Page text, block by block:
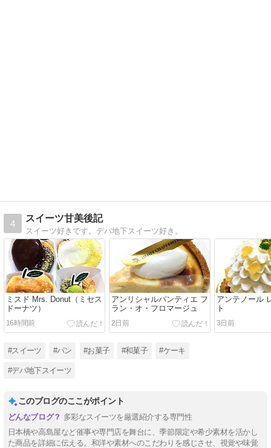
4
スイーツ甘美後記
スイーツ好きです。デパ地下スイーツ好き。
ミスド Mrs. Donut（ミセス
ドーナツ）
16時間前
アンリシャルパンティエ フ
ラン・オ・フロマージュ
2日前
アンテノール
ト
3日前
#スイーツ #パン #お菓子 #和菓子 #ケーキ
#デパ地下スイーツ
このブログのここがポイント
多彩なスイーツを厳選紹介する専門性
日本橋や高島屋など催事や専門店を舞台に、季節限定や希少素材を活かし
た商品を詳細に伝える。和洋や素材へのこだわりを感じさせ、視覚や味覚